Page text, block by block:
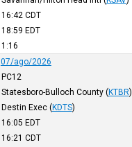
16:42 CDT
18:59 EDT
1:16
07/ago/2026
PC12
Statesboro-Bulloch County (KTBR)
Destin Exec (KDTS)
16:05 EDT
16:21 CDT